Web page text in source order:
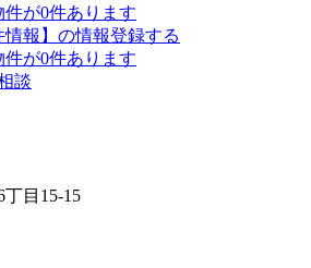
件が0件あります
情報】の情報登録する
件が0件あります
談
目15-15